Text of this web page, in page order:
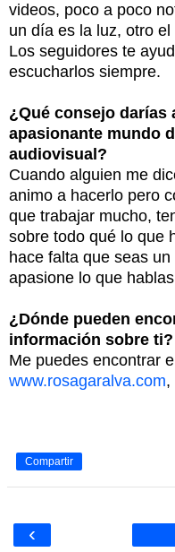
videos, poco a poco
un día es la luz, otro
Los seguidores te
escucharlos siempre.
¿Qué consejo darías
apasionante mundo
audiovisual?
Cuando alguien me
animo a hacerlo pero
que trabajar mucho,
sobre todo qué lo que
hace falta que seas
apasione lo que
¿Dónde pueden
información sobre ti?
Me puedes encontrar
www.rosagaralva.com,
Compartir
‹